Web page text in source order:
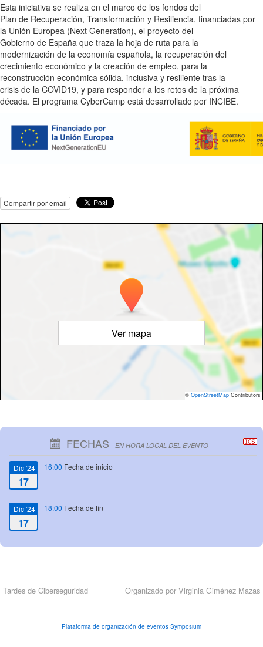
Esta iniciativa se realiza en el marco de los fondos del
Plan de Recuperación, Transformación y Resiliencia, financiadas por
la Unión Europea (Next Generation), el proyecto del
Gobierno de España que traza la hoja de ruta para la
modernización de la economía española, la recuperación del
crecimiento económico y la creación de empleo, para la
reconstrucción económica sólida, inclusiva y resiliente tras la
crisis de la COVID19, y para responder a los retos de la próxima
década. El programa CyberCamp está desarrollado por INCIBE.
Compartir por email
Ver mapa
© OpenStreetMap Contributors
FECHAS EN HORA LOCAL DEL EVENTO
Dic '24
17
16:00 Fecha de inicio
Dic '24
17
18:00 Fecha de fin
Tardes de Ciberseguridad Organizado por Virginia Giménez Mazas
Plataforma de organización de eventos Symposium